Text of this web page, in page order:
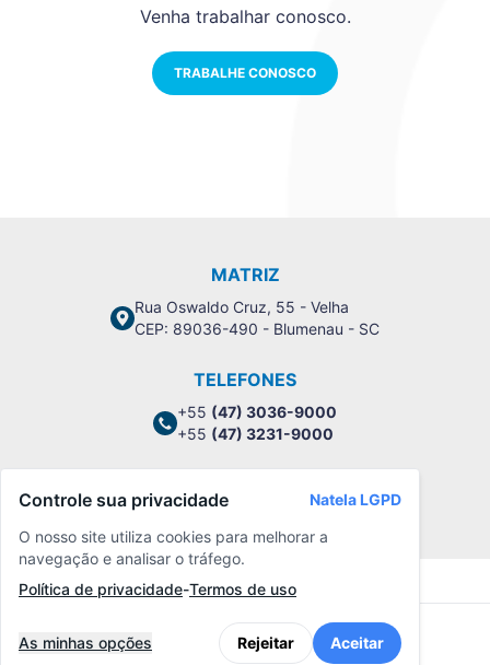
Venha trabalhar conosco.
TRABALHE CONOSCO
MATRIZ
Rua Oswaldo Cruz, 55 - Velha
CEP: 89036-490 - Blumenau - SC
TELEFONES
+55 (47) 3036-9000
+55 (47) 3231-9000
Política de Privacidade
Controle sua privacidade
Natela LGPD
O nosso site utiliza cookies para melhorar a
navegação e analisar o tráfego.
Política de privacidade-Termos de uso
As minhas opções Rejeitar Aceitar